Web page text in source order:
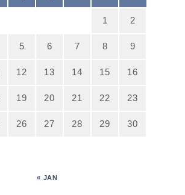
1 2
5 6 7 8 9
12 13 14 15 16
19 20 21 22 23
26 27 28 29 30
« JAN